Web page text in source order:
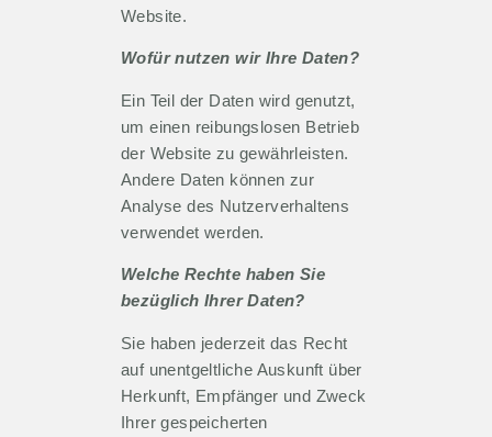
Website.
Wofür nutzen wir Ihre Daten?
Ein Teil der Daten wird genutzt,
um einen reibungslosen Betrieb
der Website zu gewährleisten.
Andere Daten können zur
Analyse des Nutzerverhaltens
verwendet werden.
Welche Rechte haben Sie
bezüglich Ihrer Daten?
Sie haben jederzeit das Recht
auf unentgeltliche Auskunft über
Herkunft, Empfänger und Zweck
Ihrer gespeicherten